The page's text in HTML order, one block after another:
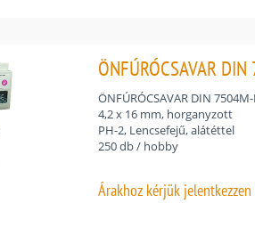
ÖNFÚRÓCSAVAR
ÖNFÚRÓCSAVAR DIN
4,2 x 16 mm, horganyzott
PH-2, Lencsefejű, alátéttel
250 db / hobby
Árakhoz kérjük